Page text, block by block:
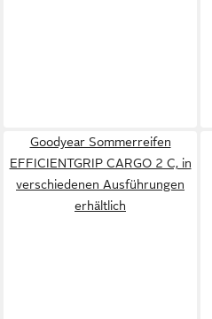
Goodyear Sommerreifen
EFFICIENTGRIP CARGO 2 C, in
verschiedenen Ausführungen
erhältlich